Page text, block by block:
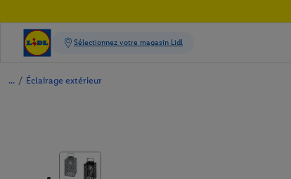
/ Éclairage extérieur